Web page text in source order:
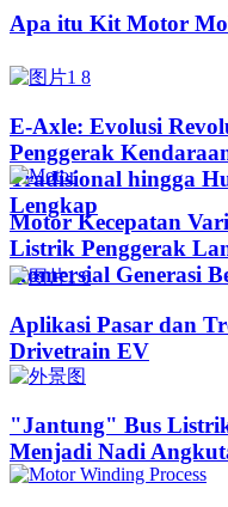
Apa itu Kit Motor
E-Axle: Evolusi
Penggerak
Tradisional hingga
Lengkap
Motor Kecepatan
Listrik Penggerak
Komersial Generasi
Aplikasi Pasar dan
Drivetrain EV
"Jantung" Bus
Menjadi Nadi